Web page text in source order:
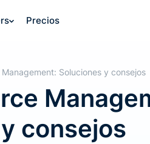
Precios
Soluciones y consejos
consejos